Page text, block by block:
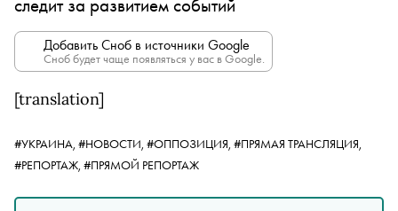
следит за развитием событий
Добавить Сноб в источники Google
Сноб будет чаще появляться у вас в Google.
[translation]
#УКРАИНА, #НОВОСТИ, #ОППОЗИЦИЯ, #ПРЯМАЯ ТРАНСЛЯЦИЯ,
#РЕПОРТАЖ, #ПРЯМОЙ РЕПОРТАЖ